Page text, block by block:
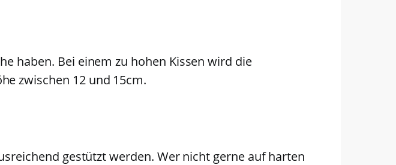
haben. Bei einem zu hohen Kissen wird die
zwischen 12 und 15cm.
gestützt werden. Wer nicht gerne auf harten